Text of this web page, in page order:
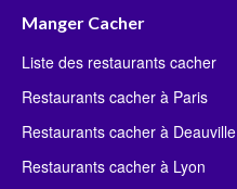
Manger Cacher
Liste des restaurants cacher
Restaurants cacher à Paris
Restaurants cacher à Deauville
Restaurants cacher à Lyon